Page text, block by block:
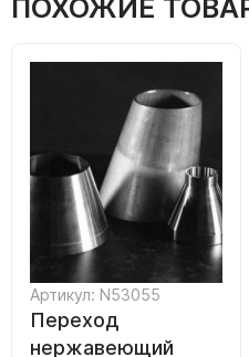
ПОХОЖИЕ
Артикул: N53055
Переход
нержавеющий